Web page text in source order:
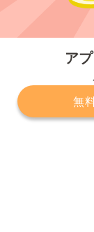
ア
無
プライ
サービスに